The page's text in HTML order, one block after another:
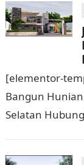
[elementor-
Bangun
Selatan